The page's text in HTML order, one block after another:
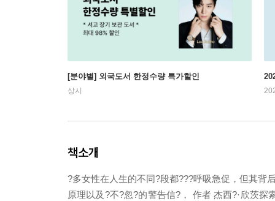
[분야별] 외국도서 한정수량 특가할인
상시
책소개
?多女性在人生的不同?段都???呼吸急促，但其背
原理以及?不?忽?的警告信?， 作者 杰西?·欣茨